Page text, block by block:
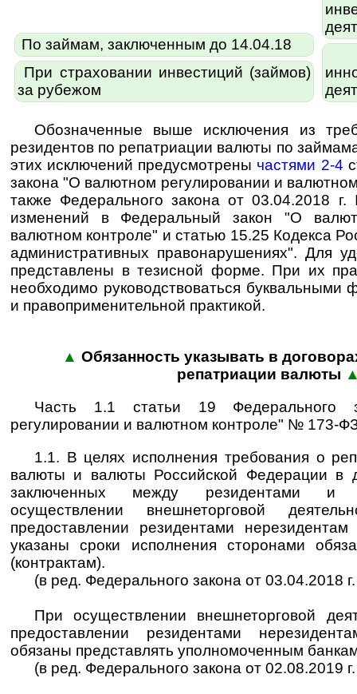
По займам, заключенным до 14.04.18
При страховании инвестиций (займов)
за рубежом
Обозначенные выше исключения из
резидентов по репатриации валюты по
этих исключений предусмотрены частями 2-4
закона "О валютном регулировании и
также Федерального закона от 03.04.2018
изменений в Федеральный закон "О
валютном контроле" и статью 15.25 Кодекса
административных правонарушениях". Для
представлены в тезисной форме. При их
необходимо руководствоваться бук­валь­ны­ми
и правоприменительной практикой.
▲ Обязанность указывать в
репатриации валюты
Часть 1.1 статьи 19 Федерального
регулировании и валютном контроле" № 173-
1.1. В целях исполнения требования о
валюты и валюты Российской Федерации в
заключенных между резидентами и
осуществлении внешнеторговой
предоставлении резидентами
указаны сроки исполнения сторонами
(контрактам).
(в ред. Федерального закона от 03.04.2018
При осуществлении внешнеторговой
предоставлении резидентами
обязаны представлять уполномоченным
(в ред. Федерального закона от 02.08.2019